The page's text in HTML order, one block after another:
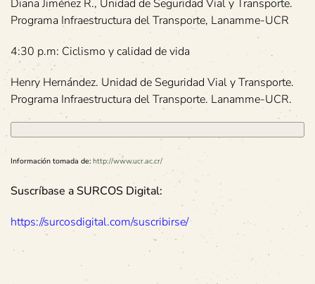
Diana Jiménez R., Unidad de Seguridad Vial y Transporte.
Programa Infraestructura del Transporte, Lanamme-UCR
4:30 p.m: Ciclismo y calidad de vida
Henry Hernández. Unidad de Seguridad Vial y Transporte.
Programa Infraestructura del Transporte. Lanamme-UCR.
Información tomada de: http://www.ucr.ac.cr/
Suscríbase a SURCOS Digital:
https://surcosdigital.com/suscribirse/